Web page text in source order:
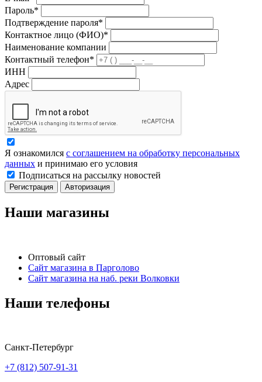
Пароль*
Подтверждение пароля*
Контактное лицо (ФИО)*
Наименование компании
Контактный телефон*
ИНН
Адрес
Я ознакомился с соглашением на обработку персональных
данных и принимаю его условия
Подписаться на рассылку новостей
Регистрация Авторизация
Наши магазины
Оптовый сайт
Сайт магазина в Парголово
Сайт магазина на наб. реки Волковки
Наши телефоны
Санкт-Петербург
+7 (812) 507-91-31